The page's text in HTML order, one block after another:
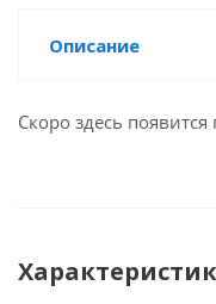
Описание
Скоро здесь